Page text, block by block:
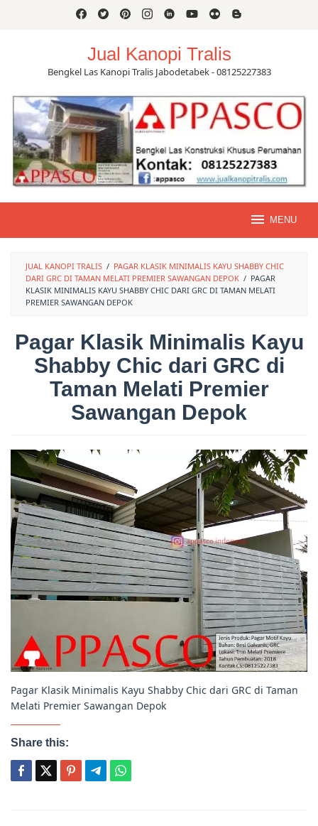
Jual Kanopi Tralis
Bengkel Las Kanopi Tralis Jabodetabek - 08125227383
MENU
JUAL KANOPI TRALIS / PAGAR KLASIK MINIMALIS KAYU SHABBY CHIC
DARI GRC DI TAMAN MELATI PREMIER SAWANGAN DEPOK / PAGAR
KLASIK MINIMALIS KAYU SHABBY CHIC DARI GRC DI TAMAN MELATI
PREMIER SAWANGAN DEPOK
Pagar Klasik Minimalis Kayu
Shabby Chic dari GRC di
Taman Melati Premier
Sawangan Depok
Pagar Klasik Minimalis Kayu Shabby Chic dari GRC di Taman
Melati Premier Sawangan Depok
Share this: